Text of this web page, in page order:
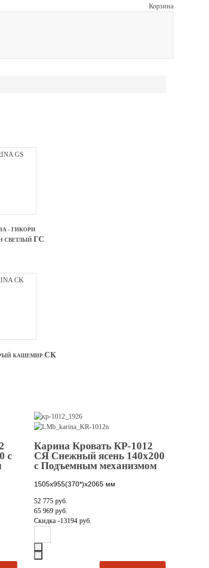
Корзина
- ГИКОРИ
СВЕТЛЫЙ ГС
КАШЕМИР СК
с
Карина Кровать КР-1012
СЯ Снежный ясень 140х200
с Подъемным механизмом
1505х955(370*)х2065 мм
52 775 руб.
65 969 руб.
Скидка -13194 руб.